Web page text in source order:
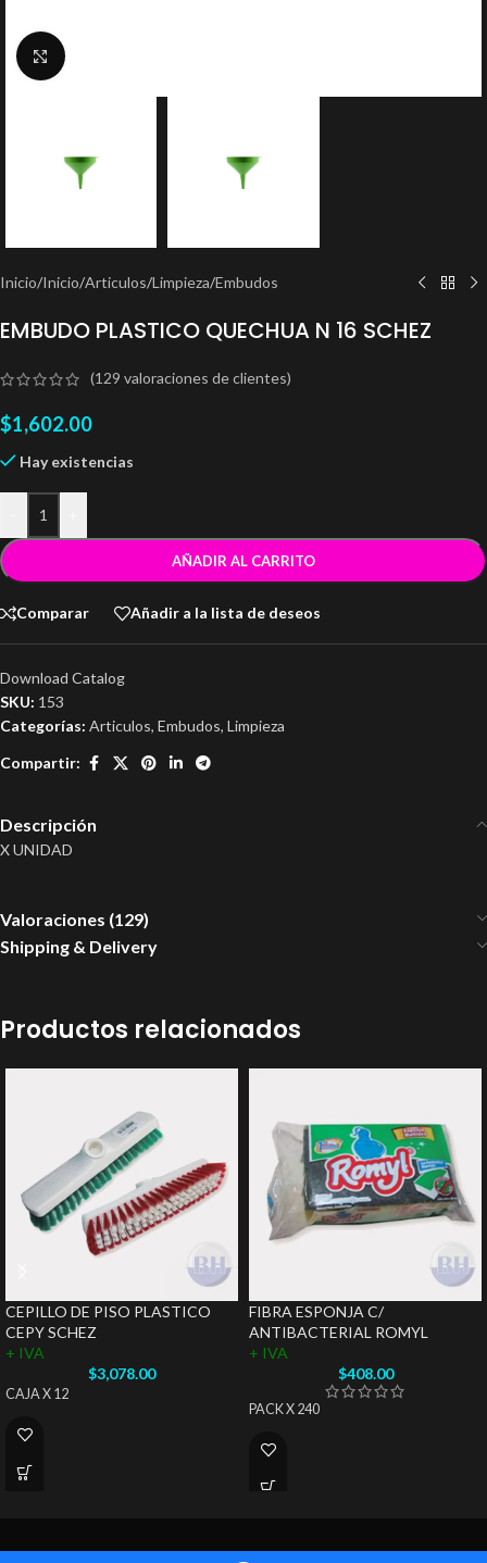
Clic para ampliar
Inicio/Inicio/Articulos/Limpieza/Embudos
EMBUDO PLASTICO QUECHUA N 16 SCHEZ
(129 valoraciones de clientes)
$1,602.00
Hay existencias
AÑADIR AL CARRITO
Comparar Añadir a la lista de deseos
Download Catalog
SKU: 153
Categorías: Articulos, Embudos, Limpieza
Compartir:
Descripción
X UNIDAD
Valoraciones (129)
Shipping & Delivery
Productos relacionados
CEPILLO DE PISO PLASTICO
CEPY SCHEZ
+ IVA
$3,078.00
CAJA X 12
FIBRA ESPONJA C/
ANTIBACTERIAL ROMYL
+ IVA
$408.00
PACK X 240